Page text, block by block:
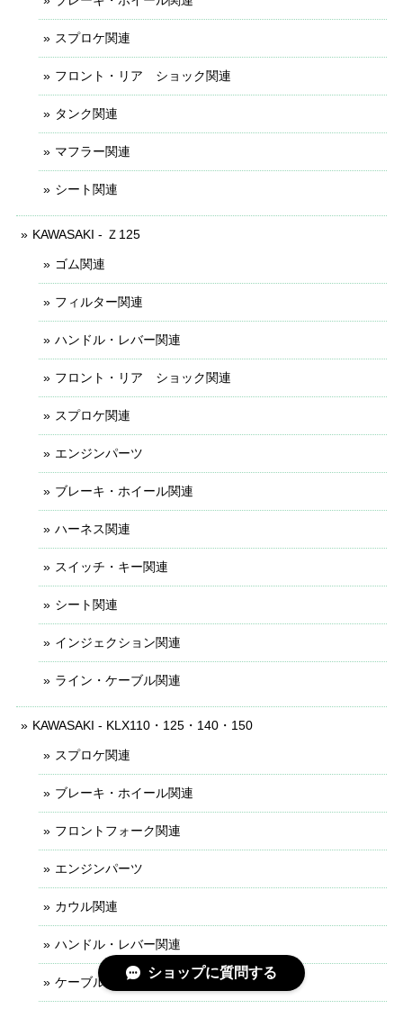
スプロケ関連
フロント・リア ショック関連
タンク関連
マフラー関連
シート関連
KAWASAKI - Ｚ125
ゴム関連
フィルター関連
ハンドル・レバー関連
フロント・リア ショック関連
スプロケ関連
エンジンパーツ
ブレーキ・ホイール関連
ハーネス関連
スイッチ・キー関連
シート関連
インジェクション関連
ライン・ケーブル関連
KAWASAKI - KLX110・125・140・150
スプロケ関連
ブレーキ・ホイール関連
フロントフォーク関連
エンジンパーツ
カウル関連
ハンドル・レバー関連
ケーブル・ライン関連
ショップに質問する